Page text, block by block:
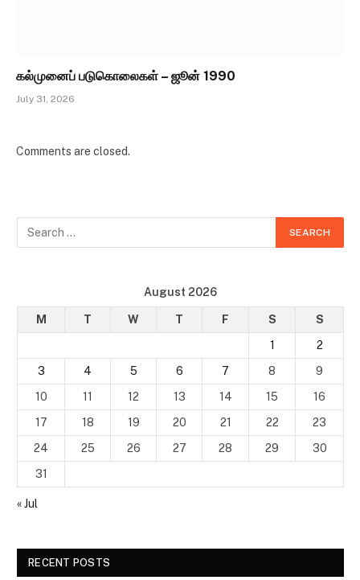
கல்முனைப் படுகொலைகள் – ஜூன் 1990
July 31, 2026
Comments are closed.
August 2026
M T W T F S
S
1
2
3
4 5 6 7 8
9
10
11 12 13 14 15
16
17
18 19 20 21 22
23
24
25 26 27 28 29
30
31
« Jul
RECENT POSTS